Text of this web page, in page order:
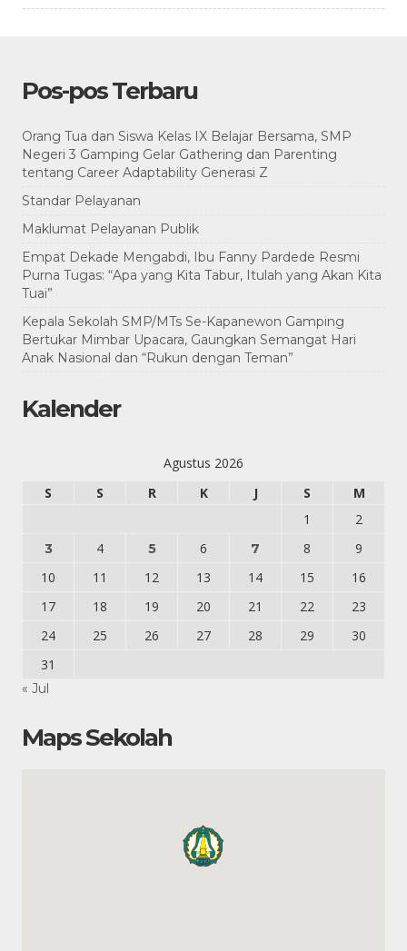
Pos-pos Terbaru
Orang Tua dan Siswa Kelas IX Belajar Bersama, SMP
Negeri 3 Gamping Gelar Gathering dan Parenting
tentang Career Adaptability Generasi Z
Standar Pelayanan
Maklumat Pelayanan Publik
Empat Dekade Mengabdi, Ibu Fanny Pardede Resmi
Purna Tugas: “Apa yang Kita Tabur, Itulah yang Akan Kita
Tuai”
Kepala Sekolah SMP/MTs Se-Kapanewon Gamping
Bertukar Mimbar Upacara, Gaungkan Semangat Hari
Anak Nasional dan “Rukun dengan Teman”
Kalender
Agustus 2026
S
S R K J S
M
1
2
3 4 5 6 7 8
9
10
11 12 13 14 15
16
17
18 19 20 21 22
23
24
25 26 27 28 29
30
31
« Jul
Maps Sekolah